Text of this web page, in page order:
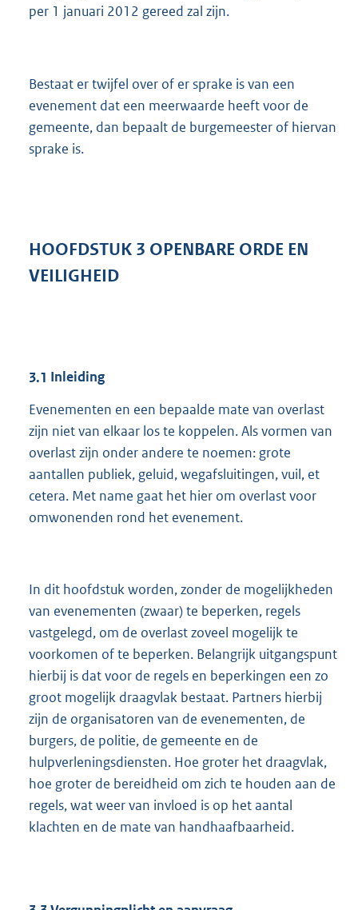
per 1 januari 2012 gereed zal zijn.
Bestaat er twijfel over of er sprake is van een
evenement dat een meerwaarde heeft voor de
gemeente, dan bepaalt de burgemeester of hiervan
sprake is.
HOOFDSTUK 3 OPENBARE ORDE EN
VEILIGHEID
3.1 Inleiding
Evenementen en een bepaalde mate van overlast
zijn niet van elkaar los te koppelen. Als vormen van
overlast zijn onder andere te noemen: grote
aantallen publiek, geluid, wegafsluitingen, vuil, et
cetera. Met name gaat het hier om overlast voor
omwonenden rond het evenement.
In dit hoofdstuk worden, zonder de mogelijkheden
van evenementen (zwaar) te beperken, regels
vastgelegd, om de overlast zoveel mogelijk te
voorkomen of te beperken. Belangrijk uitgangspunt
hierbij is dat voor de regels en beperkingen een zo
groot mogelijk draagvlak bestaat. Partners hierbij
zijn de organisatoren van de evenementen, de
burgers, de politie, de gemeente en de
hulpverleningsdiensten. Hoe groter het draagvlak,
hoe groter de bereidheid om zich te houden aan de
regels, wat weer van invloed is op het aantal
klachten en de mate van handhaafbaarheid.